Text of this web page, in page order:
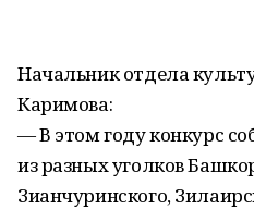
Начальник отдела
Каримова:
— В этом году конкурс
из разных уголков
Зианчуринского,